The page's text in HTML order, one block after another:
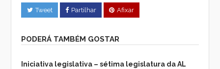
Tweet Partilhar Afixar
PODERÁ TAMBÉM GOSTAR
Iniciativa legislativa – sétima legislatura da AL